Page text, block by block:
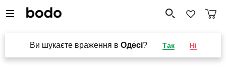
Ви шукаєте враження в Одесі? Так Ні